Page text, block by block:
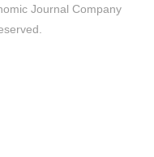
Journal Company